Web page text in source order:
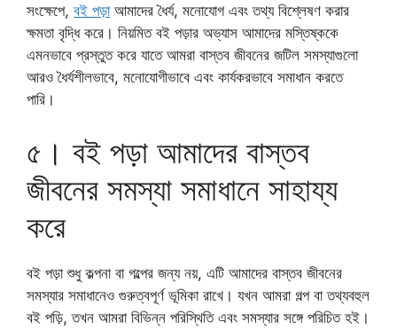
সংক্ষেপে, বই পড়াআমাদের ধৈর্য, মনোযোগ এবং তথ্য বিশ্লেষণ করার
ক্ষমতা বৃদ্ধি করে। নিয়মিত বই পড়ার অভ্যাস আমাদের মস্তিষ্ককে
এমনভাবে প্রস্তুত করে যাতে আমরা বাস্তব জীবনের জটিল সমস্যাগুলো
আরও ধৈর্যশীলভাবে, মনোযোগীভাবে এবং কার্যকরভাবে সমাধান করতে
পারি।
৫। বই পড়া আমাদের বাস্তব
জীবনের সমস্যা সমাধানে সাহায্য
করে
বই পড়া শুধু কল্পনা বা গল্পের জন্য নয়, এটি আমাদের বাস্তব জীবনের
সমস্যার সমাধানেও গুরুত্বপূর্ণ ভূমিকা রাখে। যখন আমরা গল্প বা তথ্যবহুল
বই পড়ি, তখন আমরা বিভিন্ন পরিস্থিতি এবং সমস্যার সঙ্গে পরিচিত হই।